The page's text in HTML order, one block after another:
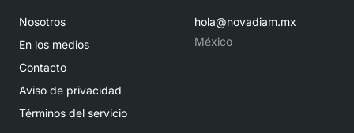
Nosotros
En los medios
Contacto
Aviso de privacidad
Términos del servicio
hola@novadiam.mx
México